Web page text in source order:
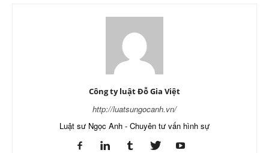
Công ty luật Đỗ Gia Việt
http://luatsungocanh.vn/
Luật sư Ngọc Anh - Chuyên tư vấn hình sự